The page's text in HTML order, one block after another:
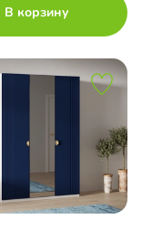
В корзину